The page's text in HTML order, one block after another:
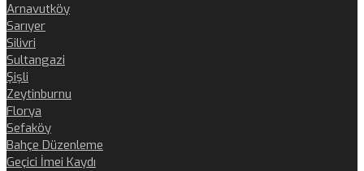
Arnavutköy
Sarıyer
Silivri
Sultangazi
Şişli
Zeytinburnu
Florya
Sefaköy
Bahçe Düzenleme
Geçici İmei Kaydı